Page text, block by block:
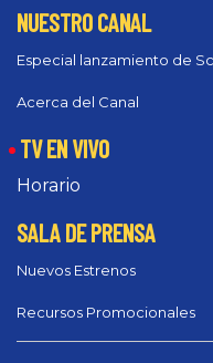
NUESTRO CANAL
Especial lanzamiento de
Acerca del Canal
TV EN VIVO
Horario
SALA DE PRENSA
Nuevos Estrenos
Recursos Promocionales